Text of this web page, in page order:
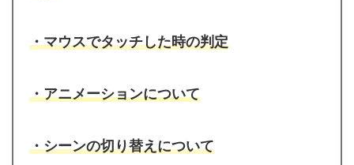
・マウスでタッチした時の判定
・アニメーションについて
・シーンの切り替えについて